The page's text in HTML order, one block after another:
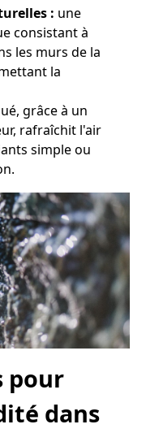
: une
consistant à
les murs de la
la
grâce à un
rafraîchit l'air
simple ou
pour
dans